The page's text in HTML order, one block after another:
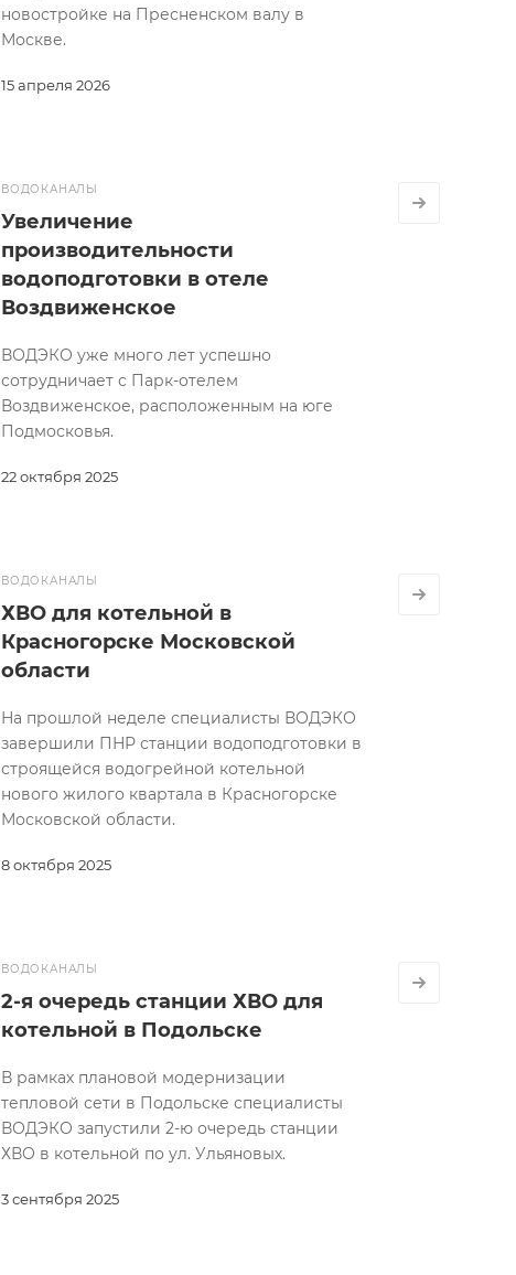
15 апреля 2026
новостройке на Пресненском валу в
Москве.
ВОДОКАНАЛЫ
22 октября 2025
Увеличение
производительности
водоподготовки в отеле
Воздвиженское
ВОДЭКО уже много лет успешно
сотрудничает с Парк-отелем
Воздвиженское, расположенным на юге
Подмосковья.
ВОДОКАНАЛЫ
8 октября 2025
ХВО для котельной в
Красногорске Московской
области
На прошлой неделе специалисты ВОДЭКО
завершили ПНР станции водоподготовки в
строящейся водогрейной котельной
нового жилого квартала в Красногорске
Московской области.
ВОДОКАНАЛЫ
3 сентября 2025
2-я очередь станции ХВО для
котельной в Подольске
В рамках плановой модернизации
тепловой сети в Подольске специалисты
ВОДЭКО запустили 2-ю очередь станции
ХВО в котельной по ул. Ульяновых.